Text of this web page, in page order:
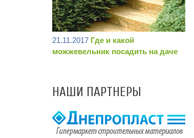
21.11.2017 Где и какой
можжевельник посадить на даче
НАШИ ПАРТНЕРЫ